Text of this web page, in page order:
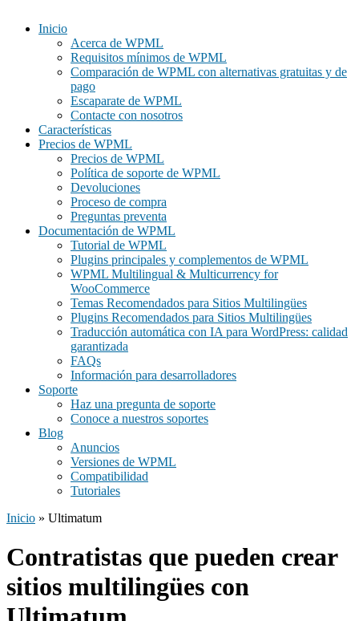
Inicio
Acerca de WPML
Requisitos mínimos de WPML
Comparación de WPML con alternativas gratuitas y de
pago
Escaparate de WPML
Contacte con nosotros
Características
Precios de WPML
Precios de WPML
Política de soporte de WPML
Devoluciones
Proceso de compra
Preguntas preventa
Documentación de WPML
Tutorial de WPML
Plugins principales y complementos de WPML
WPML Multilingual & Multicurrency for
WooCommerce
Temas Recomendados para Sitios Multilingües
Plugins Recomendados para Sitios Multilingües
Traducción automática con IA para WordPress: calidad
garantizada
FAQs
Información para desarrolladores
Soporte
Haz una pregunta de soporte
Conoce a nuestros soportes
Blog
Anuncios
Versiones de WPML
Compatibilidad
Tutoriales
Inicio » Ultimatum
Contratistas que pueden crear
sitios multilingües con